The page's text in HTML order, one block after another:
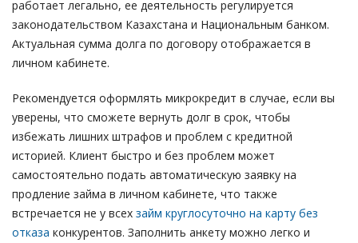
работает легально, ее деятельность регулируется
законодательством Казахстана и Национальным банком.
Актуальная сумма долга по договору отображается в
личном кабинете.
Рекомендуется оформлять микрокредит в случае, если вы
уверены, что сможете вернуть долг в срок, чтобы
избежать лишних штрафов и проблем с кредитной
историей. Клиент быстро и без проблем может
самостоятельно подать автоматическую заявку на
продление займа в личном кабинете, что также
встречается не у всех займ круглосуточно на карту без
отказа конкурентов. Заполнить анкету можно легко и